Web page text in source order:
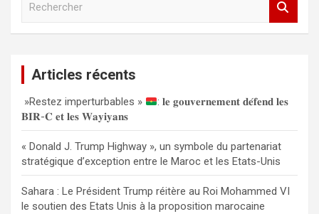
c
h
e
r
Articles récents
»Restez imperturbables »
: 𝐥𝐞 𝐠𝐨𝐮𝐯𝐞𝐫𝐧𝐞𝐦𝐞𝐧𝐭 𝐝𝐞́𝐟𝐞𝐧𝐝 𝐥𝐞𝐬
𝐁𝐈𝐑-𝐂 𝐞𝐭 𝐥𝐞𝐬 𝐖𝐚𝐲𝐢𝐲𝐚𝐧𝐬
« Donald J. Trump Highway », un symbole du partenariat
stratégique d’exception entre le Maroc et les Etats-Unis
Sahara : Le Président Trump réitère au Roi Mohammed VI
le soutien des Etats Unis à la proposition marocaine